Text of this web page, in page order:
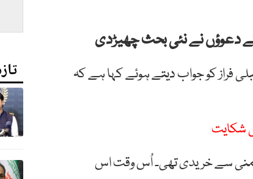
دعوؤں نے نئی بحث چھیڑدی
فراز کو جواب دیتے ہوئے کہا ہے کہ
شکایت
کی دہائی میں یہ گھڑی جرمنی سے خریدی تھی۔ اُس وقت اس